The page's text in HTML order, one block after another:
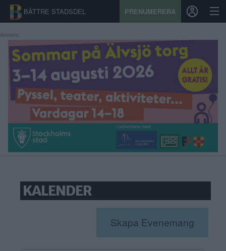
BÄTTRE STADSDEL PRENUMERERA
START
STADSDEL
PRENUMERATION
SPORT
ÅSIKTER
KONTAKT
Annons:
KALENDER
Skapa Evenemang